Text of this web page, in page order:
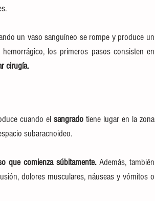
un vaso sanguíneo se rompe y produce un
los primeros pasos consisten en
cirugía.
cuando el sangrado tiene lugar en la zona
subaracnoideo.
que comienza súbitamente. Además, también
dolores musculares, náuseas y vómitos o